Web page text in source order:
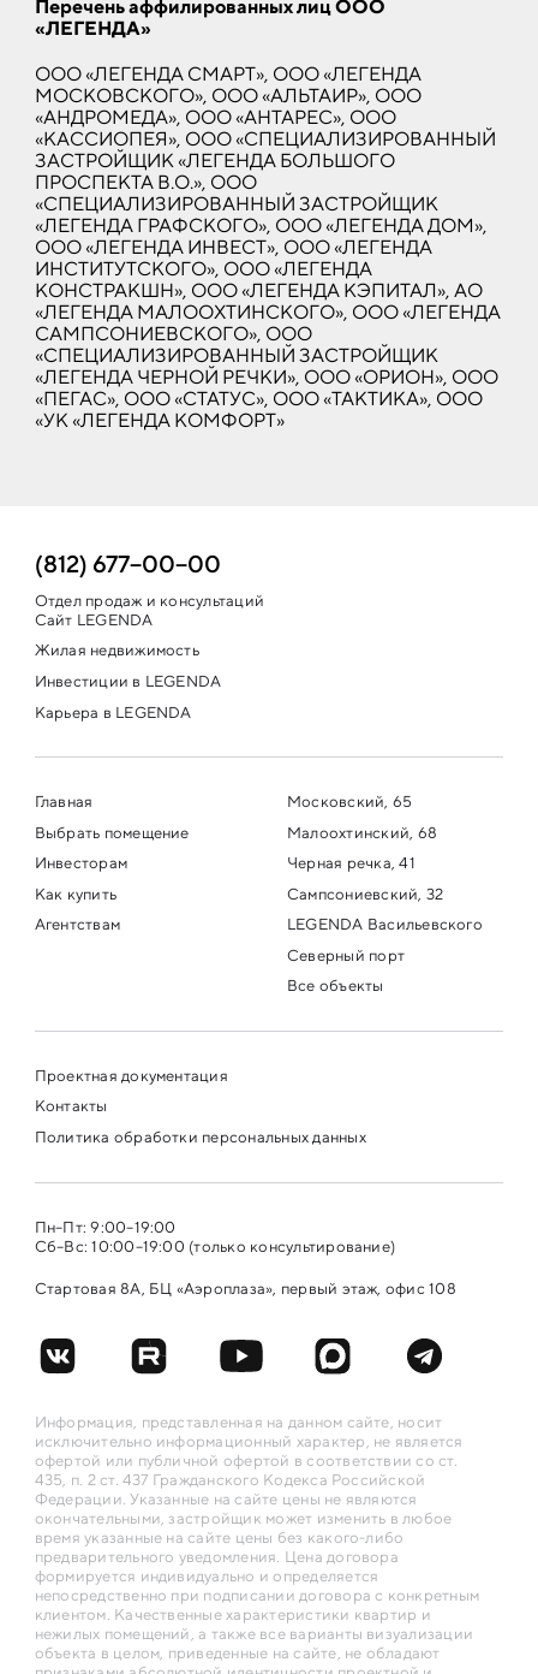
Перечень аффилированных лиц ООО
«ЛЕГЕНДА»
ООО «ЛЕГЕНДА СМАРТ», ООО «ЛЕГЕНДА
МОСКОВСКОГО», ООО «АЛЬТАИР», ООО
«АНДРОМЕДА», ООО «АНТАРЕС», ООО
«КАССИОПЕЯ», ООО «СПЕЦИАЛИЗИРОВАННЫЙ
ЗАСТРОЙЩИК «ЛЕГЕНДА БОЛЬШОГО
ПРОСПЕКТА В.О.», ООО
«СПЕЦИАЛИЗИРОВАННЫЙ ЗАСТРОЙЩИК
«ЛЕГЕНДА ГРАФСКОГО», ООО «ЛЕГЕНДА ДОМ»,
ООО «ЛЕГЕНДА ИНВЕСТ», ООО «ЛЕГЕНДА
ИНСТИТУТСКОГО», ООО «ЛЕГЕНДА
КОНСТРАКШН», ООО «ЛЕГЕНДА КЭПИТАЛ», АО
«ЛЕГЕНДА МАЛООХТИНСКОГО», ООО «ЛЕГЕНДА
САМПСОНИЕВСКОГО», ООО
«СПЕЦИАЛИЗИРОВАННЫЙ ЗАСТРОЙЩИК
«ЛЕГЕНДА ЧЕРНОЙ РЕЧКИ», ООО «ОРИОН», ООО
«ПЕГАС», ООО «СТАТУС», ООО «ТАКТИКА», ООО
«УК «ЛЕГЕНДА КОМФОРТ»
Сайт LEGENDA
Жилая недвижимость
Инвестиции в LEGENDA
Карьера в LEGENDA
(812) 677−00−00
Отдел продаж и консультаций
Главная
Выбрать помещение
Инвесторам
Как купить
Агентствам
Московский, 65
Малоохтинский, 68
Черная речка, 41
Сампсониевский, 32
LEGENDA Васильевского
Северный порт
Все объекты
Проектная документация
Контакты
Политика обработки персональных данных
Информация, представленная на данном сайте, носит
исключительно информационный характер, не является
офертой или публичной офертой в соответствии со ст.
435, п. 2 ст. 437 Гражданского Кодекса Российской
Федерации. Указанные на сайте цены не являются
окончательными, застройщик может изменить в любое
время указанные на сайте цены без какого-либо
предварительного уведомления. Цена договора
формируется индивидуально и определяется
непосредственно при подписании договора с конкретным
клиентом. Качественные характеристики квартир и
нежилых помещений, а также все варианты визуализации
объекта в целом, приведенные на сайте, не обладают
Пн–Пт: 9:00–19:00
Сб–Вс: 10:00–19:00 (только консультирование)
Стартовая 8А, БЦ «Аэроплаза», первый этаж, офис 108